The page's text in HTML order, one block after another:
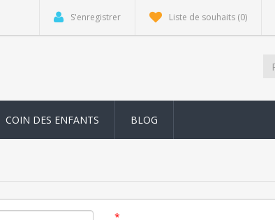
S'enregistrer Liste de souhaits (0)
COIN DES ENFANTS BLOG
*